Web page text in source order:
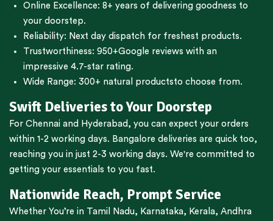
Online Excellence: 8+ years of delivering goodness to
your doorstep.
Reliability: Next day dispatch for freshest products.
Trustworthiness: 950+Google reviews with an
impressive 4.7-star rating.
Wide Range: 300+ natural productsto choose from.
Swift Deliveries to Your Doorstep
For Chennai and Hyderabad , you can expect your orders
within 1-2 working days. Bangalore deliveries are quick too,
reaching you in just 2-3 working days. We're committed to
getting your essentials to you fast.
Nationwide Reach, Prompt Service
Whether You’re in Tamil Nadu, Karnataka, Kerala, Andhra